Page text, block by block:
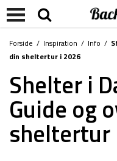
Forside / Inspiration / Info /
din sheltertur i 2026
Shelter i
Guide og
sheltertur